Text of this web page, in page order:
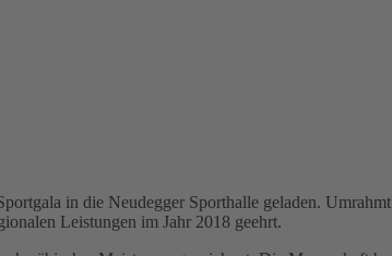
in die Neudegger Sporthalle geladen.
Leistungen im Jahr 2018 geehrt.